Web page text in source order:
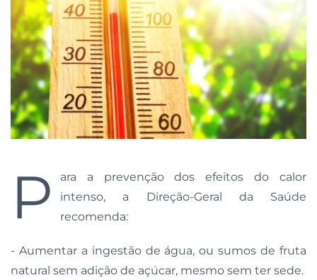
P
ara a prevenção dos efeitos do calor
intenso, a Direção-Geral da Saúde
recomenda:
- Aumentar a ingestão de água, ou sumos de fruta
natural sem adição de açúcar, mesmo sem ter sede.